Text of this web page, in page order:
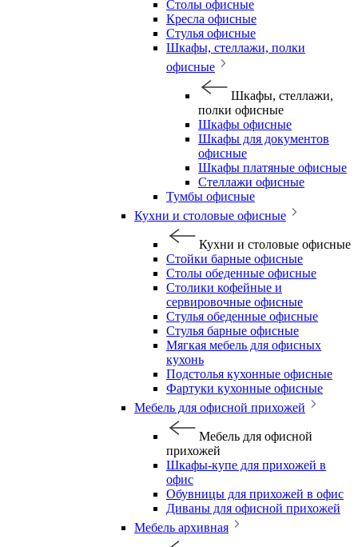
Столы офисные
Кресла офисные
Стулья офисные
Шкафы, стеллажи, полки
офисные
Шкафы, стеллажи,
полки офисные
Шкафы офисные
Шкафы для документов
офисные
Шкафы платяные офисные
Стеллажи офисные
Тумбы офисные
Кухни и столовые офисные
Кухни и столовые офисные
Стойки барные офисные
Столы обеденные офисные
Столики кофейные и
сервировочные офисные
Стулья обеденные офисные
Стулья барные офисные
Мягкая мебель для офисных
кухонь
Подстолья кухонные офисные
Фартуки кухонные офисные
Мебель для офисной прихожей
Мебель для офисной
прихожей
Шкафы-купе для прихожей в
офис
Обувницы для прихожей в офис
Диваны для офисной прихожей
Мебель архивная